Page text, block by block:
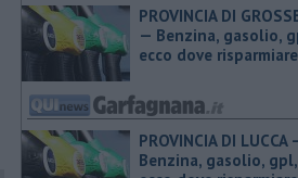
PROVINCIA DI
— ​Benzina, gasolio,
ecco dove risparmiare
PROVINCIA DI LUCCA
Benzina, gasolio, gpl,